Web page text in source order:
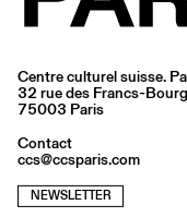
Centre culturel suisse.
32 rue des Francs-
75003 Paris
Contact
ccs@ccsparis.com
NEWSLETTER